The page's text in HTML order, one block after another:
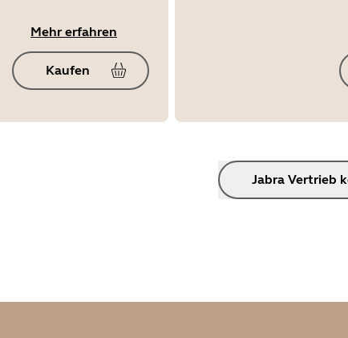
Mehr erfahren
Kaufen
Jabra Vertrieb